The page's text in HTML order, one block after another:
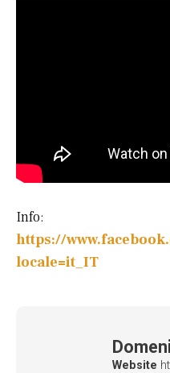
Info:
https://
locale=it_IT
Website